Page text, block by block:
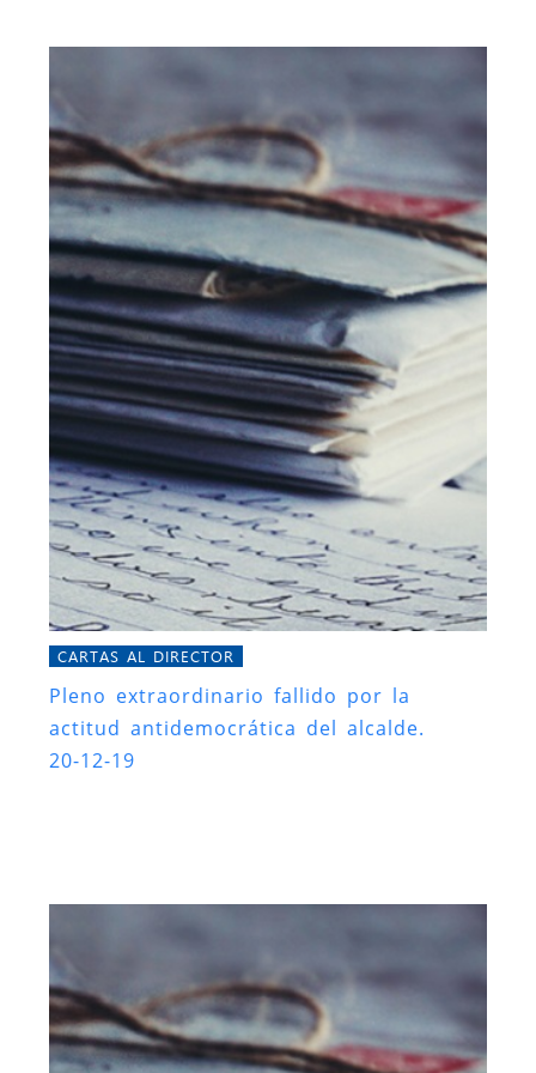
CARTAS AL DIRECTOR
Pleno extraordinario fallido por la
actitud antidemocrática del alcalde.
20-12-19